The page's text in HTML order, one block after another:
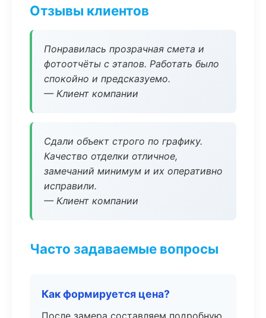
Отзывы клиентов
Понравилась прозрачная смета и
фотоотчёты с этапов. Работать было
спокойно и предсказуемо.
— Клиент компании
Сдали объект строго по графику.
Качество отделки отличное,
замечаний минимум и их оперативно
исправили.
— Клиент компании
Часто задаваемые вопросы
Как формируется цена?
После замера составляем подробную